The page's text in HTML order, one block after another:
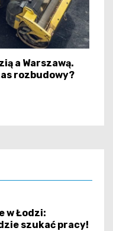
a Warszawą.
rozbudowy?
w Łodzi:
szukać pracy!